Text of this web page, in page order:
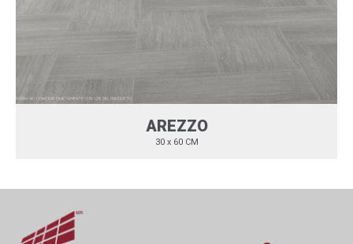
AREZZO
30 x 60 CM